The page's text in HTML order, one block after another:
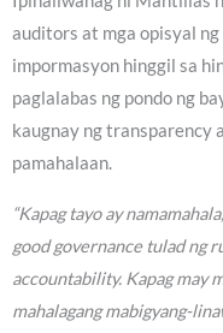
auditors at mga opisyal
impormasyon hinggil sa
paglalabas ng pondo ng
kaugnay ng transparency
pamahalaan.
“Kapag tayo ay
good governance tulad ng
accountability. Kapag may
mahalagang mabigyang-